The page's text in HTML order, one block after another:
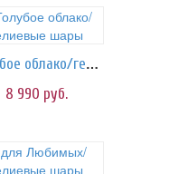
Голубое облако/гелиевые шары
8 990 руб.